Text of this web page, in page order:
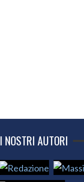
I NOSTRI AUTORI